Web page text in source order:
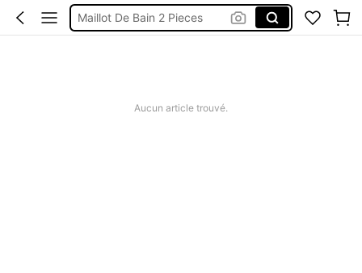
Robes Femme été
Aucun article trouvé.